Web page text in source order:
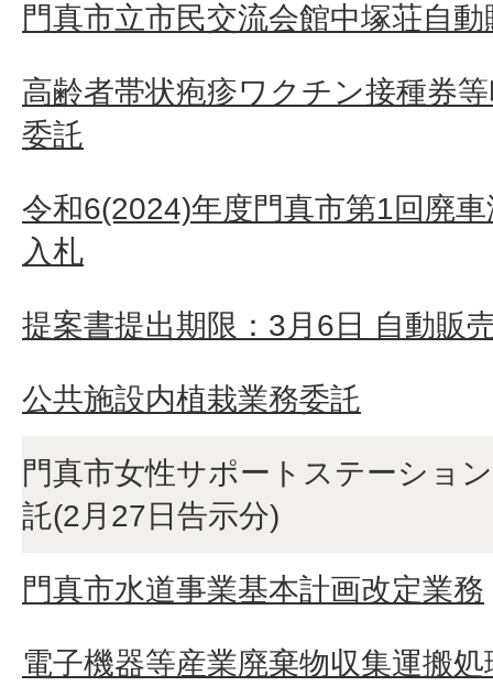
門真市立市民交流会館中塚荘自
高齢者帯状疱疹ワクチン接種券
委託
令和6(2024)年度門真市第1回廃
入札
提案書提出期限：3月6日 自動販
公共施設内植栽業務委託
門真市女性サポートステーショ
託(2月27日告示分)
門真市水道事業基本計画改定業務
電子機器等産業廃棄物収集運搬